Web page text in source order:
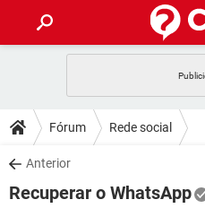
CELULAR
OUTLOOK
INSTAGRAM
DICAS
JOGOS
DOWNLOADS
JOGOS
FÓRUM
Fórum Rede social
Anterior
Recuperar o WhatsApp